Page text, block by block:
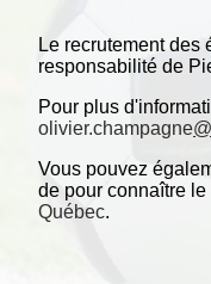
Le recrutement des
responsabilité de
Pour plus
olivier.champagne
Vous pouvez
de pour connaître
Québec.